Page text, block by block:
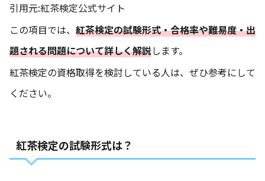
引用元:紅茶検定公式サイト
この項目では、 紅茶検定の試験形式・合格率や難易度・出
題される問題について詳しく解説します。
紅茶検定の資格取得を検討している人は、ぜひ参考にして
ください。
紅茶検定の試験形式は？